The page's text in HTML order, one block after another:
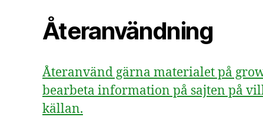
Återanvändning
Återanvänd gärna materialet på
bearbeta information på sajten på
källan.